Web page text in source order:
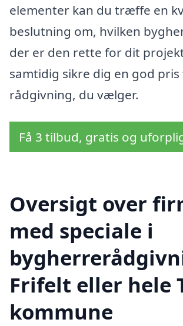
elementer kan du træffe en
beslutning om, hvilken
der er den rette for dit
samtidig sikre dig en god
rådgivning, du vælger.
Få 3 tilbud, gratis og
Oversigt over
med speciale i
Frifelt eller hele
kommune